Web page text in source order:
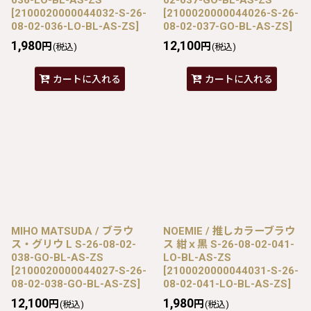
[2100020000044032-S-26-
08-02-036-LO-BL-AS-ZS]
1,980円 (税込)
カートに入れる
[2100020000044026-S-26-
08-02-037-GO-BL-AS-ZS]
12,100円 (税込)
カートに入れる
MIHO MATSUDA / ブラウ
ス・グリウ L S-26-08-02-
038-GO-BL-AS-ZS
[2100020000044027-S-26-
08-02-038-GO-BL-AS-ZS]
12,100円 (税込)
NOEMIE / 推しカラーブラウ
ス 紺ｘ黒 S-26-08-02-041-
LO-BL-AS-ZS
[2100020000044031-S-26-
08-02-041-LO-BL-AS-ZS]
1,980円 (税込)